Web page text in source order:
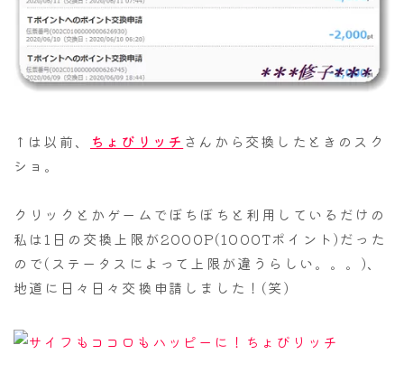
↑は以前、 ちょびリッチ さんから交換したときのスク
ショ。
クリックとかゲームでぼちぼちと利用しているだけの
私は1日の交換上限が2000P(1000Tポイント)だった
ので(ステータスによって上限が違うらしい。。。)、
地道に日々日々交換申請しました！(笑)